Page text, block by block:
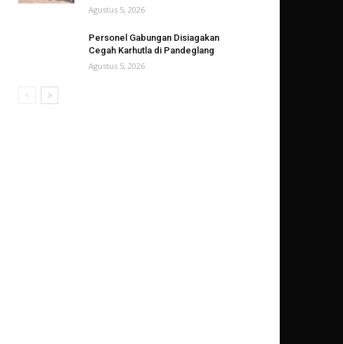
Agustus 5, 2026
Personel Gabungan Disiagakan
Cegah Karhutla di Pandeglang
Agustus 5, 2026